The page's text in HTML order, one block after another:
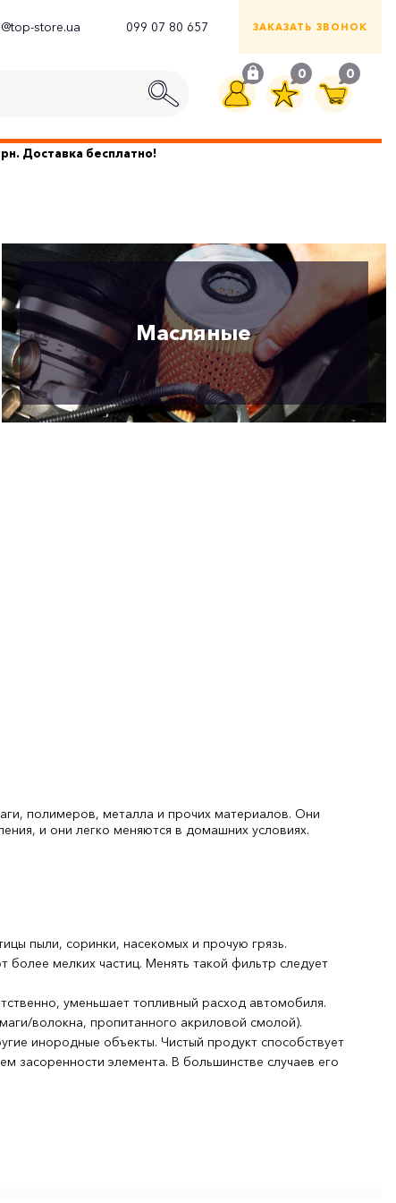
store.ua 099 07 80 657 ЗАКАЗАТЬ ЗВОНОК
0 0
Доставка бесплатно!
Масляные
полимеров, металла и прочих материалов. Они
и они легко меняются в домашних условиях.
пыли, соринки, насекомых и прочую грязь.
мелких частиц. Менять такой фильтр следует
уменьшает топливный расход автомобиля.
волокна, пропитанного акриловой смолой).
инородные объекты. Чистый продукт способствует
засоренности элемента. В большинстве случаев его
токсичных соединений, а также устранение любых